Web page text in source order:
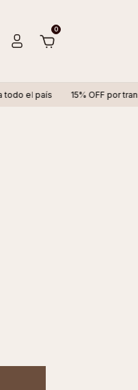
0
15% OFF por transferencia